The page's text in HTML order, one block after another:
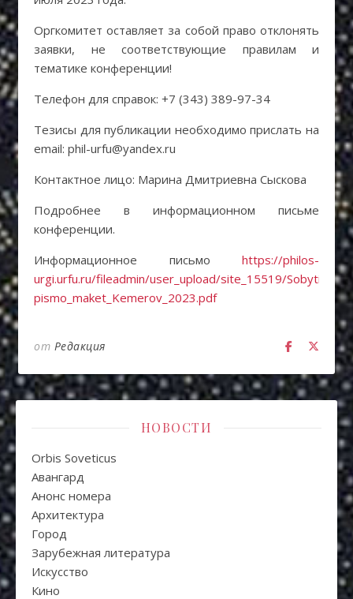
Оргкомитет оставляет за собой право отклонять
заявки, не соответствующие правилам и
тематике конференции!
Телефон для справок: +7 (343) 389-97-34
Тезисы для публикации необходимо прислать на
email: phil-urfu@yandex.ru
Контактное лицо: Марина Дмитриевна Сыскова
Подробнее в информационном письме
конференции.
Информационное письмо https://philos-
urgi.urfu.ru/fileadmin/user_upload/site_15519/
pismo_maket_Kemerov_2023.pdf
от Редакция
НОВОСТИ
Orbis Soveticus
Авангард
Анонс номера
Архитектура
Город
Зарубежная литература
Искуcство
Кино